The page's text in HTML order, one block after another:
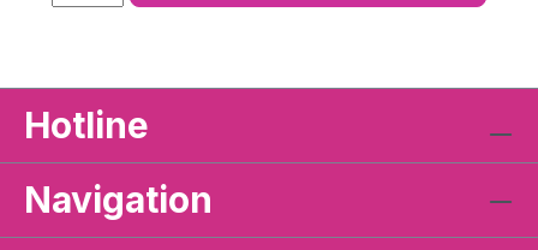
Hotline
Navigation